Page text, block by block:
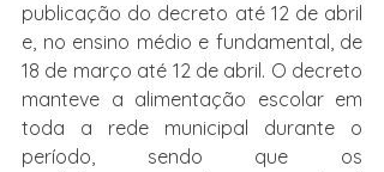
publicação do decreto até 12 de abril
e, no ensino médio e fundamental, de
18 de março até 12 de abril. O decreto
manteve a alimentação escolar em
toda a rede municipal durante o
período, sendo que os